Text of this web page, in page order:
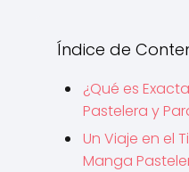
Índice de
¿Qué es
Pastelera y
Un Viaje en el
Manga